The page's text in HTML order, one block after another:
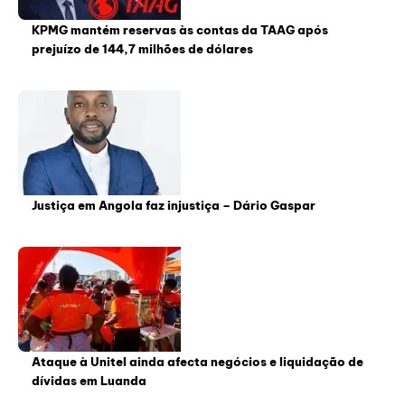
KPMG mantém reservas às contas da TAAG após
prejuízo de 144,7 milhões de dólares
Justiça em Angola faz injustiça – Dário Gaspar
Ataque à Unitel ainda afecta negócios e liquidação de
dívidas em Luanda